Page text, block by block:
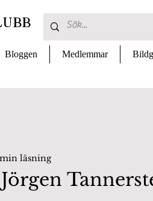
Bloggen Medlemmar
min läsning